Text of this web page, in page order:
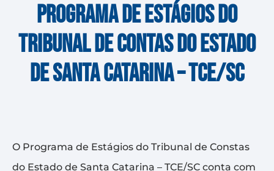
PROGRAMA DE ESTÁGIOS DO
TRIBUNAL DE CONTAS DO ESTADO
DE SANTA CATARINA – TCE/SC
O Programa de Estágios do Tribunal de Constas
do Estado de Santa Catarina – TCE/SC conta com